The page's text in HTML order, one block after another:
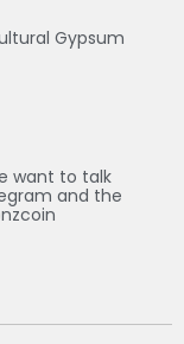
Gypsum
want to talk
and the